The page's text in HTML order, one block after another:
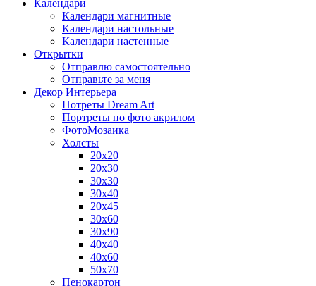
Календари
Календари магнитные
Календари настольные
Календари настенные
Открытки
Отправлю самостоятельно
Отправьте за меня
Декор Интерьера
Потреты Dream Art
Портреты по фото акрилом
ФотоМозаика
Холсты
20х20
20х30
30х30
30х40
20х45
30х60
30х90
40х40
40х60
50х70
Пенокартон